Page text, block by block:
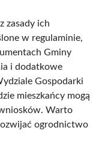
zasady ich
w regulaminie,
Gminy
i dodatkowe
Gospodarki
mieszkańcy mogą
Warto
ogrodnictwo